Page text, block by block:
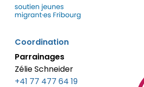
Coordination
Parrainages
Zélie Schneider
+41 77 477 64 19